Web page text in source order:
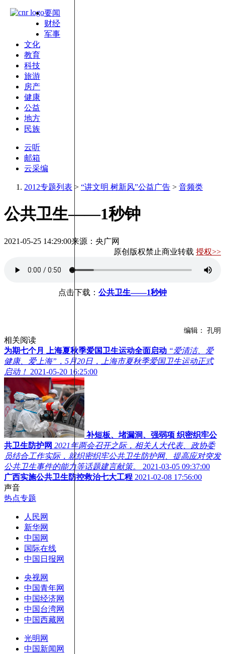
要闻
财经
军事
文化
教育
科技
旅游
房产
健康
公益
地方
民族
云听
邮箱
云采编
2012专题列表 > “讲文明 树新风”公益广告 > 音频类
公共卫生——1秒钟
2021-05-25 14:29:00来源：央广网
原创版权禁止商业转载 授权>>
点击下载： 公共卫生——1秒钟
编辑： 孔明
相关阅读
为期七个月 上海夏秋季爱国卫生运动全面启动 “爱清洁、爱
健康、爱上海”，5月20日，上海市夏秋季爱国卫生运动正式
启动！ 2021-05-20 16:25:00
补短板、堵漏洞、强弱项 织密织牢公
共卫生防护网 2021年两会召开之际，相关人大代表、政协委
员结合工作实际，就织密织牢公共卫生防护网、提高应对突发
公共卫生事件的能力等话题建言献策。
2021-03-05 09:37:00
广西实施公共卫生防控救治七大工程 2021-02-08 17:56:00
声音
热点专题
人民网
新华网
中国网
国际在线
中国日报网
央视网
中国青年网
中国经济网
中国台湾网
中国西藏网
光明网
中国新闻网